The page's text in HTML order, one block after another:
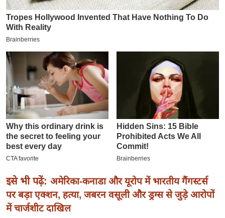
ल
श
ख्सि
त
यं
ग
इं
डि
या
सा
हि
ज
ग
त
इसे भी पढ़ें: अमेरिका-कनाडा और यूरोप में भारतीय गैंगस्टर्स
पर बड़ा एक्शन, हत्या, जबरन वसूली और ड्रग्स से जुड़े आरोपों
में चार्जशीट दाखिल